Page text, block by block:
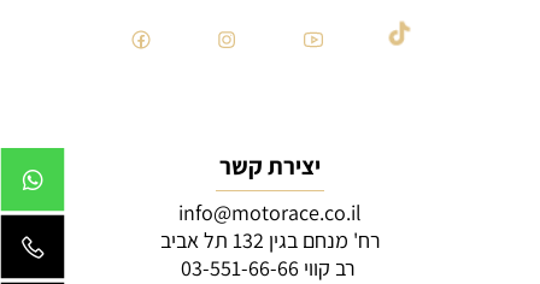
יצירת קשר
info@motorace.co.il
רח' מנחם בגין 132 תל אביב
רב קווי 03-551-66-66